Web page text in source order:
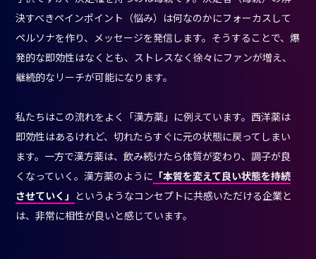
決すべきペインポイント（悩み）は何なのかにフォーカスして
ペルソナを作り、メッセージを発信します。そうすることで、爆
発的な即効性はなくとも、ストレスなく徐々にファンが増え、
継続的なリーチが可能になります。
私たちはこの流れをよく「漢方薬」に例えています。西洋薬は
即効性はあるけれど、切れたらすぐに元の状態に戻ってしまい
ます。一方で漢方薬は、飲み続けたら体質が変わり、調子が良
くなっていく。漢方薬のように 「本質を変えて良い状態を持続
させていく」 というようなコンセプトに共感いただける企業と
は、非常に相性が良いと感じています。